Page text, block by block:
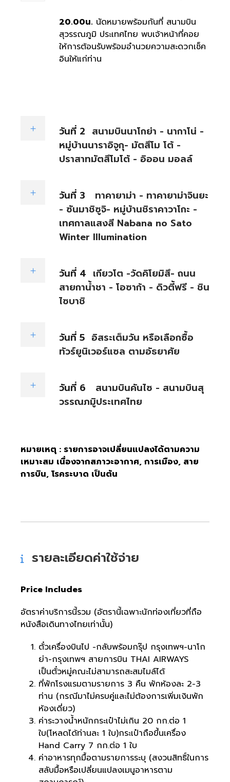
20.00น. นัดหมายพร้อมกันที่ สนามบิน
สุวรรณภูมิ ประเทศไทย พบเจ้าหน้าที่คอย
ให้การต้อนรับพร้อมอำนวยความสะดวกเช็ค
อินให้แก่ท่าน
วันที่ 2 สนามบินนาโกย่า - นากาโน่ -
หมู่บ้านนาราอิจูกุ- มัตสึโม โต้ -
ปราสาทมัตสึโมโต้ - อิออน มอลล์
วันที่ 3
ทาคายาม่า - ทาคายาม่าจินยะ
- ซันมาชิซูจิ- หมู่บ้านชิราคาวาโกะ -
เทศกาลแสงสี Nabana no Sato
Winter Illumination
วันที่ 4 เกียวโต -วัดคิโยมิสึ- ถนน
สายกาน้ำชา - โอซาก้า - ดิวตี้ฟรี - ชิน
ไซบาชิ
วันที่ 5 อิสระเต็มวัน หรือเลือกซื้อ
ทัวร์ยูนิเวอร์แซล ตามอัธยาศัย
วันที่ 6
สนามบินคันไซ - สนามบินสุ
วรรณภมูิประเทศไทย
หมายเหตุ : รายการอาจเปลี่ยนแปลงได้ตามความ
เหมาะสม เนื่องจากสภาวะอากาศ, การเมือง, สาย
การบิน, โรคระบาด เป็นต้น
รายละเอียดค่าใช้จ่าย
Price Includes
อัตราค่าบริการนี้รวม (อัตรานี้เฉพาะนักท่องเที่ยวที่ถือ
หนังสือเดินทางไทยเท่านั้น)
ตั๋วเครื่องบินไป -กลับพร้อมกรุ๊ป กรุงเทพฯ-นาโก
ย่า-กรุงเทพฯ สายการบิน THAI AIRWAYS
เป็นตั๋วหมู่คณะไม่สามารถสะสมไมล์ได้
ที่พักโรงแรมตามรายการ 3 คืน พักห้องละ 2-3
ท่าน (กรณีมาไม่ครบคู่และไม่ต้องการเพิ่มเงินพัก
ห้องเดี่ยว)
ค่าระวางน้ำหนักกระเป๋าไม่เกิน 20 กก.ต่อ 1
ใบ(โหลดได้ท่านละ 1 ใบ)กระเป๋าถือขึ้นเครื่อง
Hand Carry 7 กก.ต่อ 1 ใบ
ค่าอาหารทุกมื้อตามรายการระบุ (สงวนสิทธิ์ในการ
สลับมื้อหรือเปลี่ยนแปลงเมนูอาหารตาม